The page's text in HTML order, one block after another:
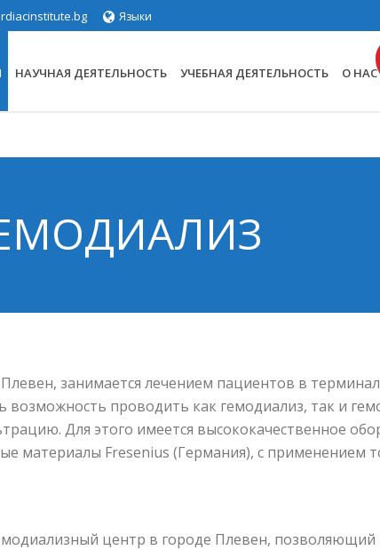
Языки
НАУЧНАЯ ДЕЯТЕЛЬНОСТЬ УЧЕБНАЯ ДЕЯТЕЛЬНОСТЬ О НАС
занимается лечением пациентов в
возможность проводить как гемодиализ, так и
Для этого имеется высококачественное
материалы Fresenius (Германия), с применением
центр в городе Плевен,